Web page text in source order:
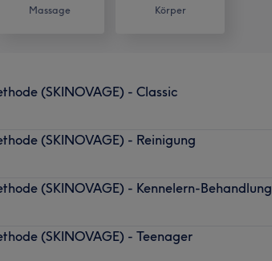
Massage Körper
(SKINOVAGE) - Classic
(SKINOVAGE) - Reinigung
(SKINOVAGE) - Kennelern-Behandlung
(SKINOVAGE) - Teenager